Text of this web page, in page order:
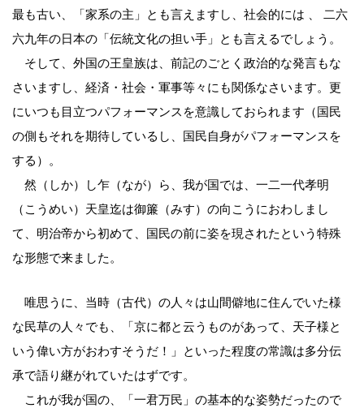
最も古い、「家系の主」とも言えますし、社会的には 、 二六
六九年の日本の「伝統文化の担い手」とも言えるでしょう。
そして、外国の王皇族は、前記のごとく政治的な発言もな
さいますし、経済・社会・軍事等々にも関係なさいます。更
にいつも目立つパフォーマンスを意識しておられます（国民
の側もそれを期待しているし、国民自身がパフォーマンスを
する）。
然（しか）し乍（なが）ら、我が国では、一二一代孝明
（こうめい）天皇迄は御簾（みす）の向こうにおわしまし
て、明治帝から初めて、国民の前に姿を現されたという特殊
な形態で来ました。
唯思うに、当時（古代）の人々は山間僻地に住んでいた様
な民草の人々でも、「京に都と云うものがあって、天子様と
いう偉い方がおわすそうだ！」といった程度の常識は多分伝
承で語り継がれていたはずです。
これが我が国の、「一君万民」の基本的な姿勢だったので